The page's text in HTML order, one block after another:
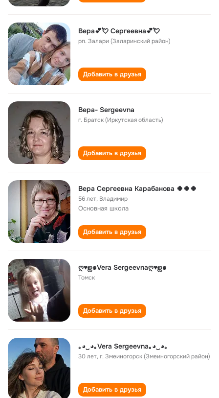
Вера💕💘 Сергеевна💕💘
рп. Залари (Заларинский район)
Добавить в друзья
Вера- Sergeevna
г. Братск (Иркутская область)
Добавить в друзья
Вера Сергеевна Карабанова 🍀🍀🍀
56 лет, Владимир
Основная школа
Добавить в друзья
ღ♥ஐ๑Vera Sergeevnaღ♥ஐ๑
Томск
Добавить в друзья
｡◕‿◕｡Vera Sergeevna｡◕‿◕｡
30 лет,г. Змеиногорск (Змеиногорский район)
Добавить в друзья